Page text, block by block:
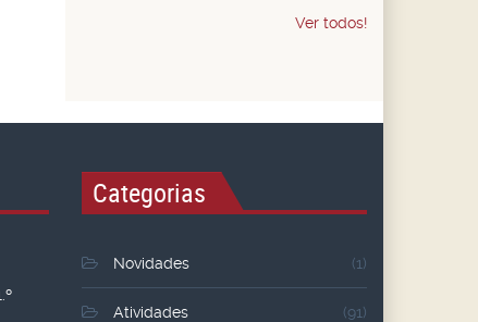
Ver todos!
Categorias
Novidades (1)
Atividades (91)